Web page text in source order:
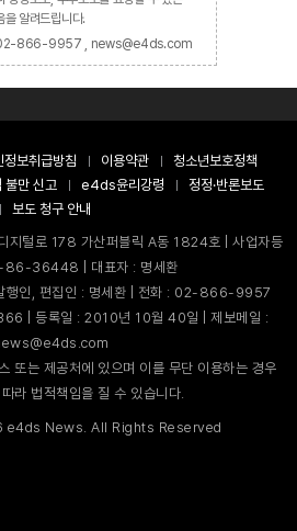
을 알려드립니다.
02-866-9957 , news@e4ds.com
정보취급방침 이용약관
청소년보호정책
불만 신고 e4ds윤리강령
정정·반론보도
보도 청구 안내
지털로 178 가산퍼블릭 A동 1824호 | 사업자등
86-36448 | 대표자 : 명세환
행인, 편집인 : 명세환 | 전화 : 02-866-9957
| 등록일 : 2010년 10월 40일 | 제보메일 :
또는 제공처에 있으며 이를 무단 이용하는 경우
라 법적책임을 질 수 있습니다.
e4ds News. All Rights Reserved